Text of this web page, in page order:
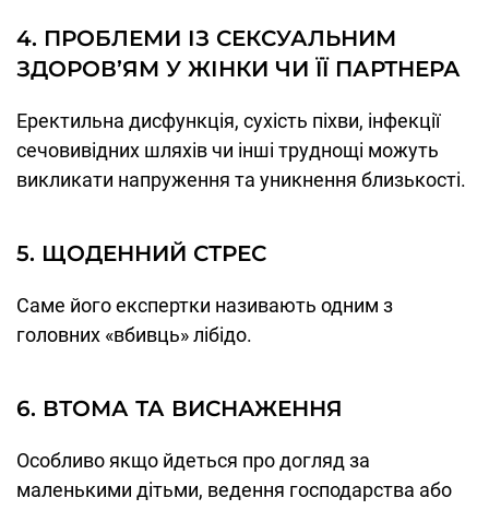
4. ПРОБЛЕМИ ІЗ СЕКСУАЛЬНИМ
ЗДОРОВ’ЯМ У ЖІНКИ ЧИ ЇЇ ПАРТНЕРА
Еректильна дисфункція, сухість піхви, інфекції
сечовивідних шляхів чи інші труднощі можуть
викликати напруження та уникнення близькості.
5. ЩОДЕННИЙ СТРЕС
Саме його експертки називають одним з
головних «вбивць» лібідо.
6. ВТОМА ТА ВИСНАЖЕННЯ
Особливо якщо йдеться про догляд за
маленькими дітьми, ведення господарства або